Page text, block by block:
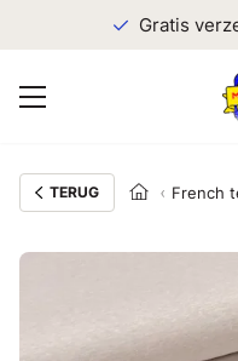
Gratis
TERUG French